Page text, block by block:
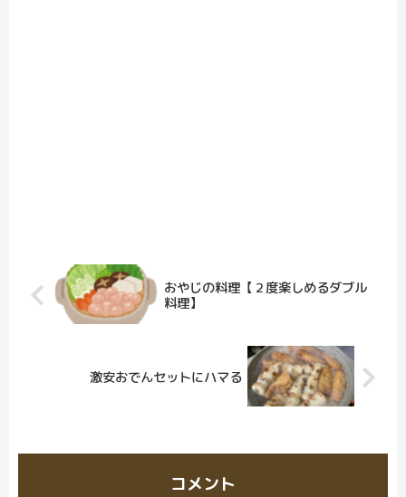
おやじの料理【２度楽しめるダブル
料理】
激安おでんセットにハマる
コメント